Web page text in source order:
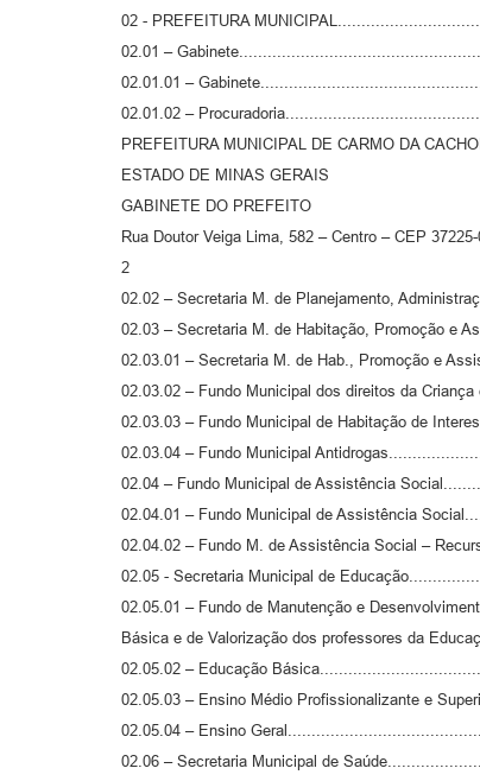
02 - PREFEITURA
02.01 –
02.01.01 –
02.01.02 –
PREFEITURA MUNICIPAL DE CARMO DA
ESTADO DE MINAS GERAIS
GABINETE DO PREFEITO
Rua Doutor Veiga Lima, 582 – Centro – CEP
2
02.02 – Secretaria M. de Planejamento,
02.03 – Secretaria M. de Habitação, Promoção e
02.03.01 – Secretaria M. de Hab., Promoção e
02.03.02 – Fundo Municipal dos direitos da
02.03.03 – Fundo Municipal de Habitação de
02.03.04 – Fundo Municipal
02.04 – Fundo Municipal de Assistência
02.04.01 – Fundo Municipal de Assistência
02.04.02 – Fundo M. de Assistência Social –
02.05 - Secretaria Municipal de
02.05.01 – Fundo de Manutenção e
Básica e de Valorização dos professores da
02.05.02 – Educação
02.05.03 – Ensino Médio Profissionalizante e
02.05.04 – Ensino
02.06 – Secretaria Municipal de